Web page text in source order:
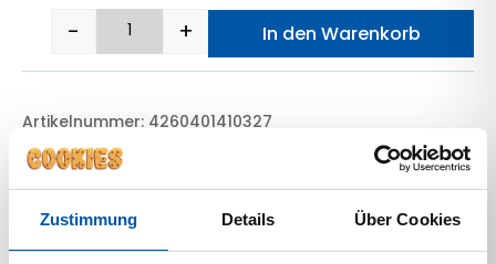
Zustimmung Details Über Cookies
Pauli Gelb Menge
- + In den Warenkorb
Artikelnummer: 4260401410327
Kategorien:Pauli & Zubehör Pauli's Black Week
Garantiert sicherer Checkout